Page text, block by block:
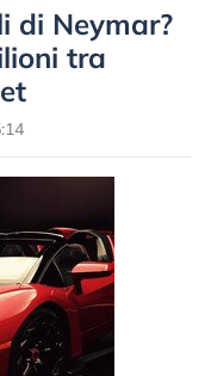
di Neymar?
tra